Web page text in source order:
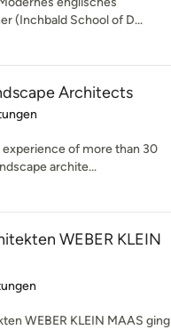
(Inchbald School of D...
Architects
5 von 5 Sternen
of more than 30
archite...
WEBER KLEIN
5 von 5 Sternen
WEBER KLEIN MAAS ging